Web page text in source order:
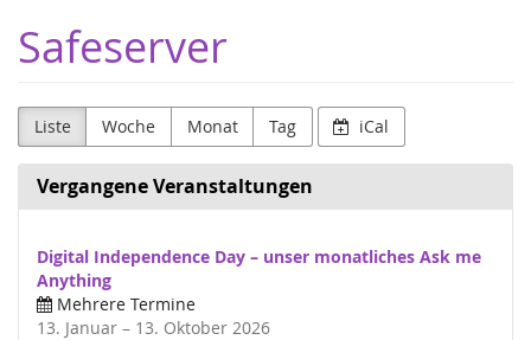
Haupt-
Inhalt
Safeserver
Liste Woche Monat Tag iCal
Vergangene Veranstaltungen
Digital Independence Day – unser monatliches Ask me
Anything
Mehrere Termine
13. Januar –bis
13. Oktober 2026